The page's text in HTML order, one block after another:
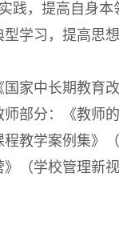
，提高自身本
学习，提高思
中长期教育改
部分：《教师
程教学案例集》
（学校管理新视